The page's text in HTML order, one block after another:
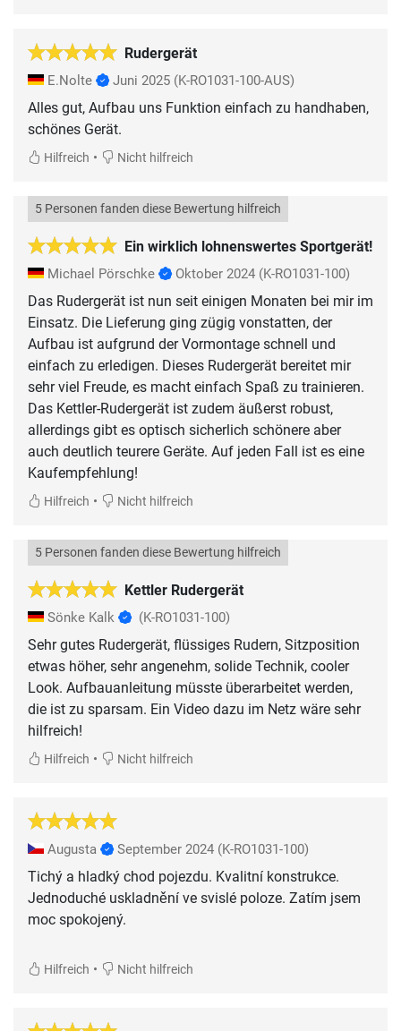
Rudergerät
E.Nolte Juni 2025 (K-RO1031-100-AUS)
Alles gut, Aufbau uns Funktion einfach zu handhaben,
schönes Gerät.
Hilfreich • Nicht hilfreich
Ein wirklich lohnenswertes Sportgerät!
5 Personen fanden diese Bewertung hilfreich
Michael Pörschke Oktober 2024 (K-RO1031-100)
Das Rudergerät ist nun seit einigen Monaten bei mir im
Einsatz. Die Lieferung ging zügig vonstatten, der
Aufbau ist aufgrund der Vormontage schnell und
einfach zu erledigen. Dieses Rudergerät bereitet mir
sehr viel Freude, es macht einfach Spaß zu trainieren.
Das Kettler-Rudergerät ist zudem äußerst robust,
allerdings gibt es optisch sicherlich schönere aber
auch deutlich teurere Geräte. Auf jeden Fall ist es eine
Kaufempfehlung!
Hilfreich • Nicht hilfreich
Kettler Rudergerät
5 Personen fanden diese Bewertung hilfreich
Sönke Kalk (K-RO1031-100)
Sehr gutes Rudergerät, flüssiges Rudern, Sitzposition
etwas höher, sehr angenehm, solide Technik, cooler
Look. Aufbauanleitung müsste überarbeitet werden,
die ist zu sparsam. Ein Video dazu im Netz wäre sehr
hilfreich!
Hilfreich • Nicht hilfreich
Augusta September 2024 (K-RO1031-100)
Tichý a hladký chod pojezdu. Kvalitní konstrukce.
Jednoduché uskladnění ve svislé poloze. Zatím jsem
moc spokojený.
Hilfreich • Nicht hilfreich